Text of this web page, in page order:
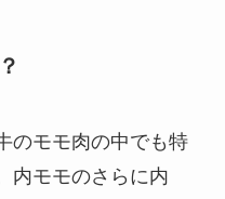
のモモ肉の中でも特
内モモのさらに内